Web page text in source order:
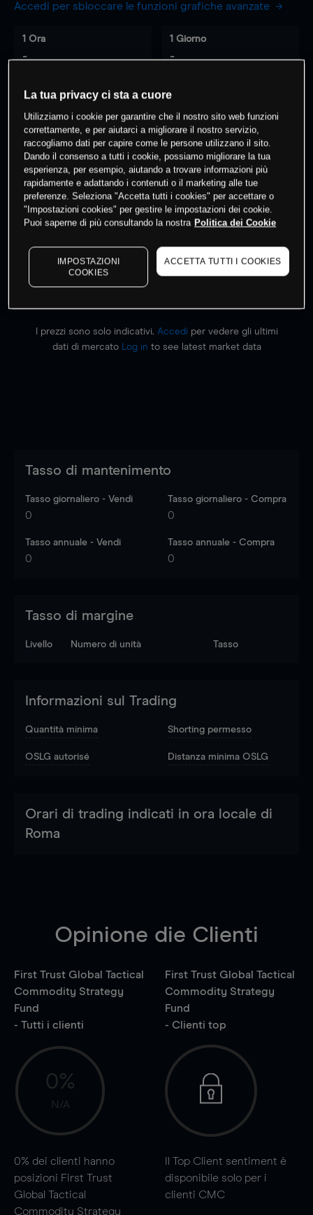
Accedi per sbloccare le funzioni grafiche avanzate
1 Ora
-
1 Giorno
-
7 Giorni
-
30 Giorni
-
0% dei clienti hanno posizionisu
questo prodotto
I prezzi sono solo indicativi. Accedi per vedere gli ultimi
dati di mercato
Log in to see latest market data
Tasso di mantenimento
Tasso giornaliero - Vendi
0
Tasso giornaliero - Compra
0
Tasso annuale - Vendi
0
Tasso annuale - Compra
0
Tasso di margine
Livello Numero di unità Tasso
Informazioni sul Trading
Quantità minima Shorting permesso
OSLG autorisé Distanza minima OSLG
Orari di trading indicati in ora locale di
Roma
Opinione die Clienti
First Trust Global Tactical
Commodity Strategy
Fund
- Tutti i clienti
0%
N/A
0% dei clienti hanno
posizioni First Trust
Global Tactical
Commodity Strategy
First Trust Global Tactical
Commodity Strategy
Fund
- Clienti top
Il Top Client sentiment è
disponibile solo per i
clienti CMC
La tua privacy ci sta a cuore
Utilizziamo i cookie per garantire che il nostro sito web funzioni
correttamente, e per aiutarci a migliorare il nostro servizio,
raccogliamo dati per capire come le persone utilizzano il sito.
Dando il consenso a tutti i cookie, possiamo migliorare la tua
esperienza, per esempio, aiutando a trovare informazioni più
rapidamente e adattando i contenuti o il marketing alle tue
preferenze. Seleziona "Accetta tutti i cookies" per accettare o
"Impostazioni cookies" per gestire le impostazioni dei cookie.
Puoi saperne di più consultando la nostra Politica dei Cookie
IMPOSTAZIONI
COOKIES
ACCETTA TUTTI I COOKIES